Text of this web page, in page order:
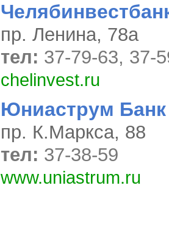
пр. Ленина, 78a
тел: 37-79-63, 37-
chelinvest.ru
Юниаструм Банк
пр. К.Маркса, 88
тел: 37-38-59
www.uniastrum.ru